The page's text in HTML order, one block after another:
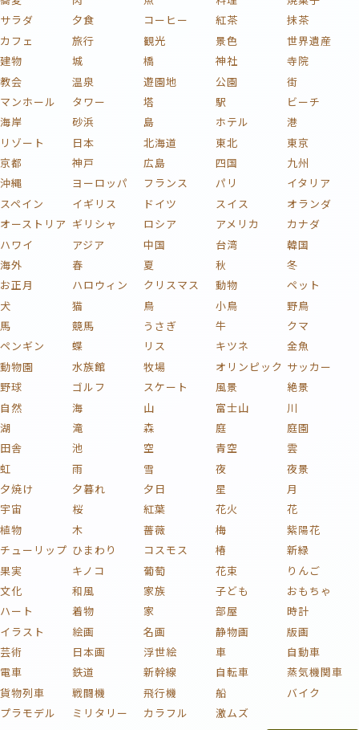
サラダ
夕食 コーヒー 紅茶
抹茶
カフェ
旅行 観光 景色
世界遺産
建物
城 橋 神社
寺院
教会
温泉 遊園地 公園
街
マンホール
タワー 塔 駅
ビーチ
海岸
砂浜 島 ホテル
港
リゾート
日本 北海道 東北
東京
京都
神戸 広島 四国
九州
沖縄
ヨーロッパ フランス パリ
イタリア
スペイン
イギリス ドイツ スイス
オランダ
オーストリア ギリシャ ロシア アメリカ
カナダ
ハワイ
アジア 中国 台湾
韓国
海外
春 夏 秋
冬
お正月
ハロウィン クリスマス 動物
ペット
犬
猫 鳥 小鳥
野鳥
馬
競馬 うさぎ 牛
クマ
ペンギン
蝶 リス キツネ
金魚
動物園
水族館 牧場 オリンピック サッカー
野球
ゴルフ スケート 風景
絶景
自然
海 山 富士山
川
湖
滝 森 庭
庭園
田舎
池 空 青空
雲
虹
雨 雪 夜
夜景
夕焼け
夕暮れ 夕日 星
月
宇宙
桜 紅葉 花火
花
植物
木 薔薇 梅
紫陽花
チューリップ ひまわり コスモス 椿
新緑
果実
キノコ 葡萄 花束
りんご
文化
和風 家族 子ども
おもちゃ
ハート
着物 家 部屋
時計
イラスト
絵画 名画 静物画
版画
芸術
日本画 浮世絵 車
自動車
電車
鉄道 新幹線 自転車
蒸気機関車
貨物列車
戦闘機 飛行機 船
バイク
プラモデル
ミリタリー カラフル 激ムズ